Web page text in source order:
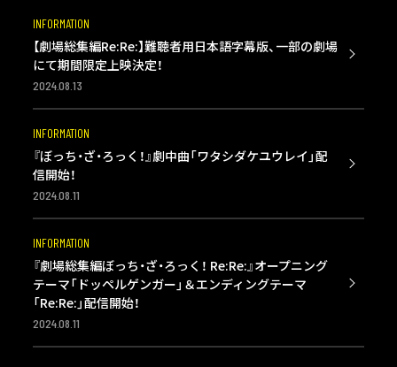
INFORMATION
【劇場総集編Re:Re:】難聴者用日本語字幕版、一部の劇場
にて期間限定上映決定！
2024.08.13
INFORMATION
『ぼっち・ざ・ろっく！』劇中曲「ワタシダケユウレイ」配
信開始！
2024.08.11
INFORMATION
『劇場総集編ぼっち・ざ・ろっく！ Re:Re:』オープニング
テーマ「ドッペルゲンガー」＆エンディングテーマ
「Re:Re:」配信開始！
2024.08.11